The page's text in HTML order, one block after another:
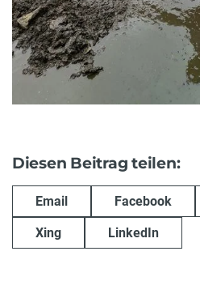
Diesen Beitrag teilen:
Email Facebook
Xing LinkedIn